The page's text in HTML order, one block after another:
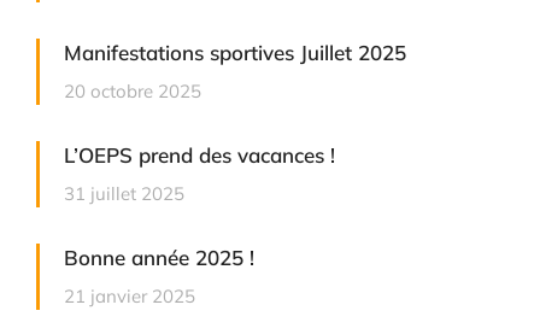
Manifestations sportives Juillet 2025
20 octobre 2025
L’OEPS prend des vacances !
31 juillet 2025
Bonne année 2025 !
21 janvier 2025